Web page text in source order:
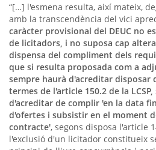
“[…] l'esmena resulta, així mateix,
amb la transcendència del vici
caràcter provisional del DEUC no
de licitadors, i no suposa cap
dispensa del compliment dels
que si resulta proposada com a
sempre haurà d'acreditar disposar
termes de l'article 150.2 de la
d'acreditar de complir 'en la data
d'ofertes i subsistir en el moment
contracte', segons disposa l'article
l'exclusió d'un licitador constitueix